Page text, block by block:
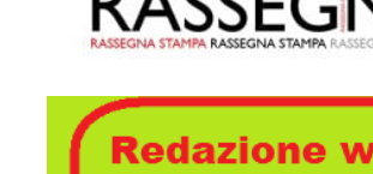
Redazione web